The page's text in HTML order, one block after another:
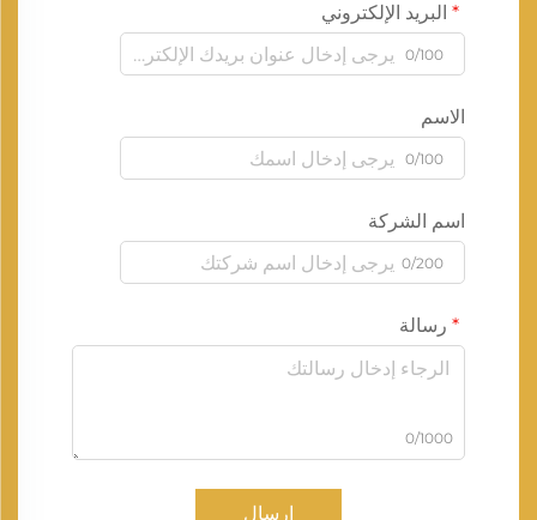
البريد الإلكتروني
0/100
الاسم
0/100
اسم الشركة
0/200
رسالة
0/1000
إرسال